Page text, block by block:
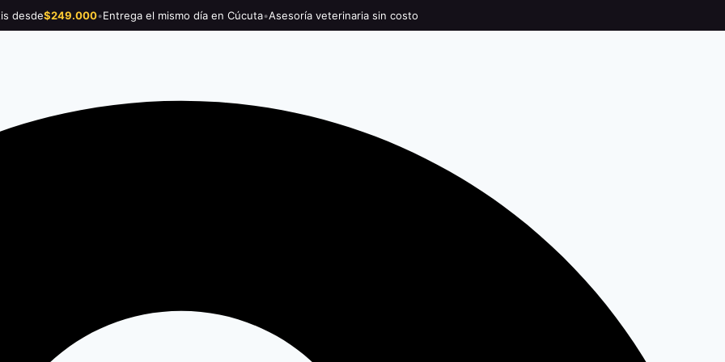
desde$249.000•Entrega el mismo día en Cúcuta•Asesoría veterinaria sin costo